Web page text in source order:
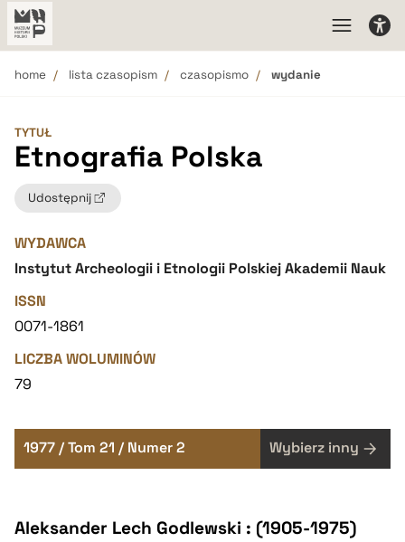
home lista czasopism czasopismo wydanie
TYTUŁ
Etnografia Polska
Udostępnij
WYDAWCA
Instytut Archeologii i Etnologii Polskiej Akademii Nauk
ISSN
0071-1861
LICZBA WOLUMINÓW
79
1977 / Tom 21 / Numer 2 Wybierz inny
Aleksander Lech Godlewski : (1905-1975)